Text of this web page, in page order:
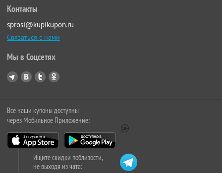
Контакты
sprosi@kupikupon.ru
Связаться с нами
Мы в Соцсетях
Все наши купоны доступны
через Мобильное Приложение:
Ищите скидки поблизости,
не выходя из чата: